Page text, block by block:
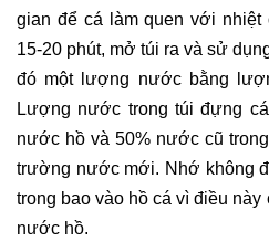
gian để cá làm quen với
15-20 phút, mở túi ra và sử
đó một lượng nước bằng
Lượng nước trong túi đựng
nước hồ và 50% nước cũ
trường nước mới. Nhớ không
trong bao vào hồ cá vì điều
nước hồ.